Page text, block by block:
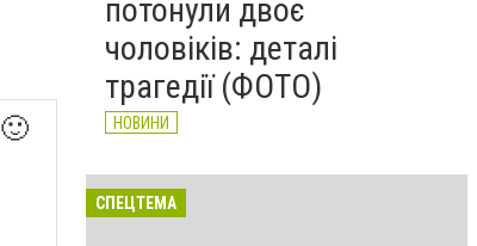
🙂
потонули двоє
чоловіків: деталі
трагедії (ФОТО)
НОВИНИ
СПЕЦТЕМА